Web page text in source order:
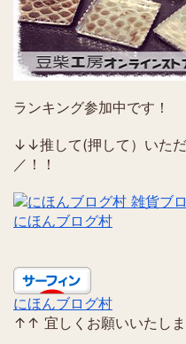
ランキング参加中です！
↓↓推して(押して）いた
／！！
にほんブログ村
にほんブログ村
↑↑ 宜しくお願いいたしま